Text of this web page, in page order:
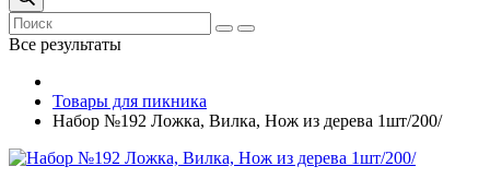
Все результаты
Товары для пикника
Набор №192 Ложка, Вилка, Нож из дерева 1шт/200/